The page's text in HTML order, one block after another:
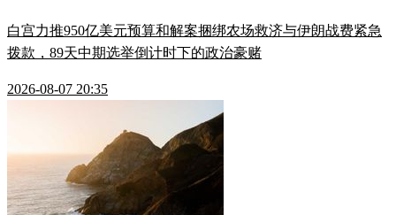
白宫力推950亿美元预算和解案捆绑农场救济与伊朗战费紧急
拨款，89天中期选举倒计时下的政治豪赌
2026-08-07 20:35